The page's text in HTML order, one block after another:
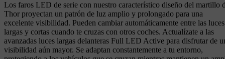
Los faros LED de serie con nuestro característico diseño del martillo
Thor proyectan un patrón de luz amplio y prolongado para una
excelente visibilidad. Pueden cambiar automáticamente entre las luces
largas y cortas cuando te cruzas con otros coches. Actualízate a las
avanzadas luces largas delanteras Full LED Active para disfrutar de
visibilidad aún mayor. Se adaptan constantemente a tu entorno,